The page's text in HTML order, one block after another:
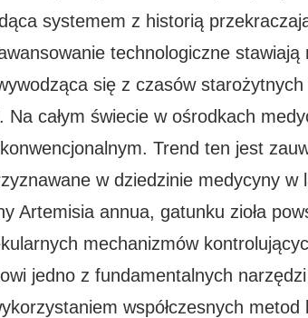
systemem z historią
technologiczne
się z czasów starożytnych
całym świecie w ośrodkach
Trend ten jest
w dziedzinie medycyny
Artemisia annua, gatunku zioła
mechanizmów
jedno z fundamentalnych
współczesnych metod